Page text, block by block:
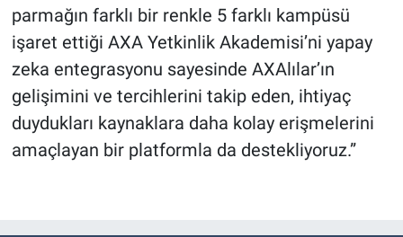
parmağın farklı bir renkle 5 farklı kampüsü
işaret ettiği AXA Yetkinlik Akademisi’ni yapay
zeka entegrasyonu sayesinde AXAlılar’ın
gelişimini ve tercihlerini takip eden, ihtiyaç
duydukları kaynaklara daha kolay erişmelerini
amaçlayan bir platformla da destekliyoruz.”